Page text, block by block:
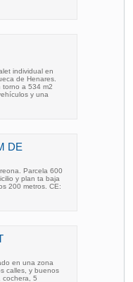
individual en
de Henares.
torno a 534 m2
y una
DE
Parcela 600
y plan ta baja
200 metros. CE:
en una zona
calles, y buenos
cochera, 5